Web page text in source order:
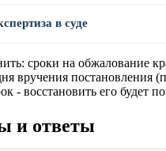
в суде
сроки на обжалование
вручения
- восстановить его будет
и ответы